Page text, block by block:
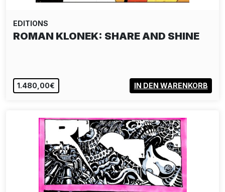
EDITIONS
ROMAN KLONEK: SHARE AND SHINE
1.480,00€ IN DEN WARENKORB